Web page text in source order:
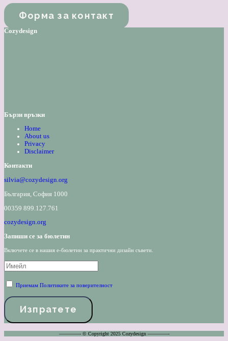
Форма за контакт
Cozydesign
Бързи връзки
Home
About us
Privacy
Disclaimer
Контакти
silvia@cozydesign.org
България, София 1000
00359 899.127.761
cozydesign.org
Запиши се за бюлетин
Включете се в нашия е-бюлетин за практични дизайн съвети.
Приемам Политиките за поверителност
————- © Copyright 2025 Cozydesign ————-